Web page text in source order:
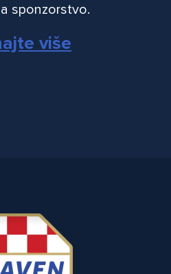
sponzorstvo.
više